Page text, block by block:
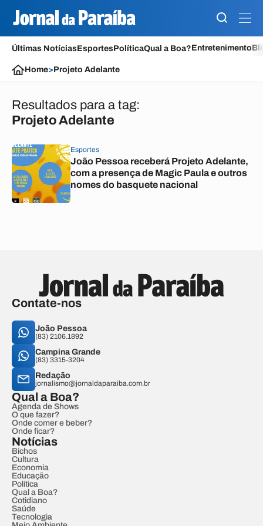
Últimas NotíciasEsportesPolíticaQual a Boa?Entretenimento
Home>Projeto Adelante
Resultados para a tag:
Projeto Adelante
Esportes
João Pessoa receberá Projeto Adelante,
com a presença de Magic Paula e outros
nomes do basquete nacional
Contate-nos
João Pessoa
(83) 2106.1892
Campina Grande
(83) 3315-3204
Redação
jornalismo@jornaldaparaiba.com.br
Qual a Boa?
Agenda de Shows
O que fazer?
Onde comer e beber?
Onde ficar?
Notícias
Bichos
Cultura
Economia
Educação
Política
Qual a Boa?
Cotidiano
Saúde
Tecnologia